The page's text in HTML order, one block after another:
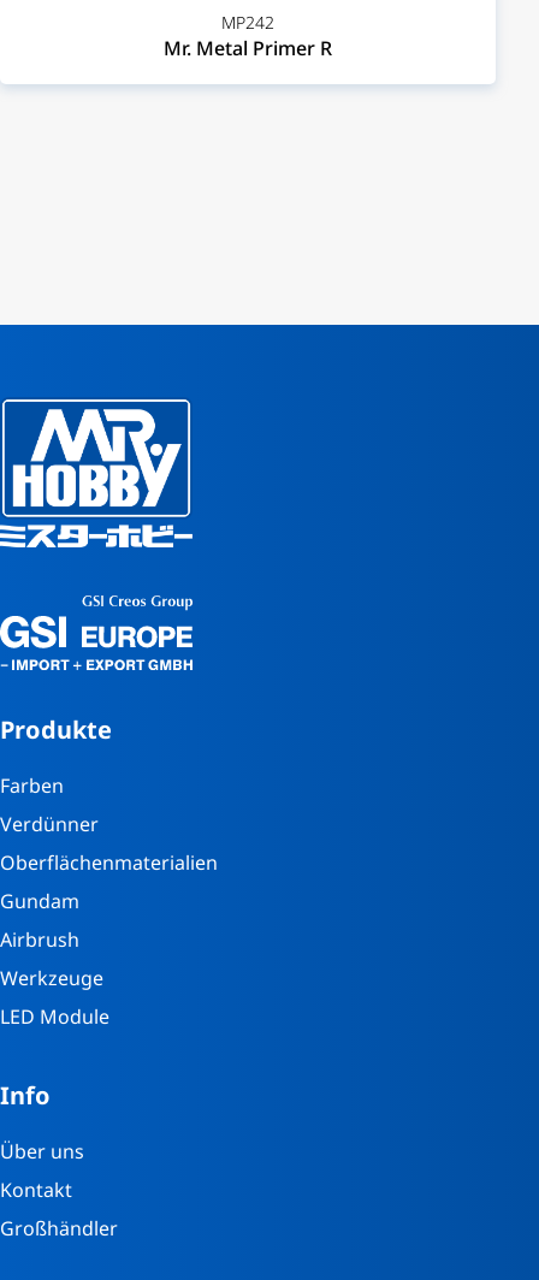
MP242
Mr. Metal Primer R
Produkte
Farben
Verdünner
Oberflächenmaterialien
Gundam
Airbrush
Werkzeuge
LED Module
Info
Über uns
Kontakt
Großhändler